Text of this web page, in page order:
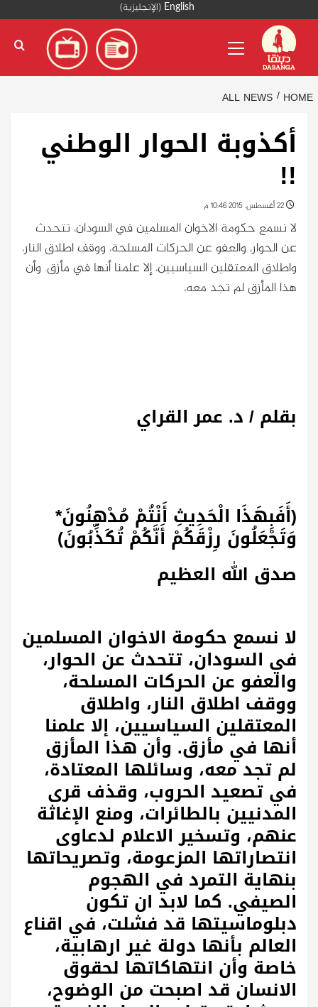
content
English
(الإنجليزية)
Menu
HOME
ALL NEWS
أكذوبة الحوار الوطني
!!
لا نسمع حكومة الاخوان المسلمين في السودان، تتحدث
عن الحوار، والعفو عن الحركات المسلحة، ووقف اطلاق النار،
واطلاق المعتقلين السياسيين، إلا علمنا أنها في مأزق. وأن
هذا المأزق لم تجد معه،
بقلم / د. عمر القراي
(أَفَبِهَذَا الْحَدِيثِ أَنْتُمْ مُدْهِنُونَ*
وَتَجْعَلُونَ رِزْقَكُمْ أَنَّكُمْ تُكَذِّبُونَ)
صدق الله العظيم
لا نسمع حكومة الاخوان المسلمين
في السودان، تتحدث عن الحوار،
والعفو عن الحركات المسلحة،
ووقف اطلاق النار، واطلاق
المعتقلين السياسيين، إلا علمنا
أنها في مأزق. وأن هذا المأزق
لم تجد معه، وسائلها المعتادة،
في تصعيد الحروب، وقذف قرى
المدنيين بالطائرات، ومنع الإغاثة
عنهم، وتسخير الاعلام لدعاوى
انتصاراتها المزعومة، وتصريحاتها
بنهاية التمرد في الهجوم
الصيفي. كما لابد ان تكون
دبلوماسيتها قد فشلت، في اقناع
العالم بأنها دولة غير ارهابية،
خاصة وأن انتهاكاتها لحقوق
الانسان قد اصبحت من الوضوح،